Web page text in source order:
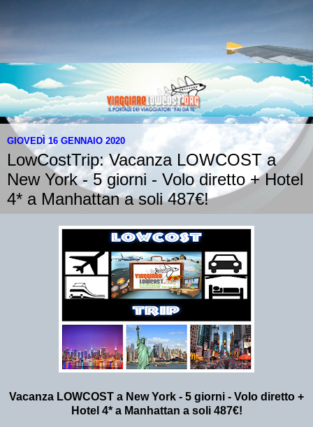
GIOVEDÌ 16 GENNAIO 2020
LowCostTrip: Vacanza LOWCOST a
New York - 5 giorni - Volo diretto + Hotel
4* a Manhattan a soli 487€!
Vacanza LOWCOST a New York - 5 giorni - Volo diretto +
Hotel 4* a Manhattan a soli 487€!